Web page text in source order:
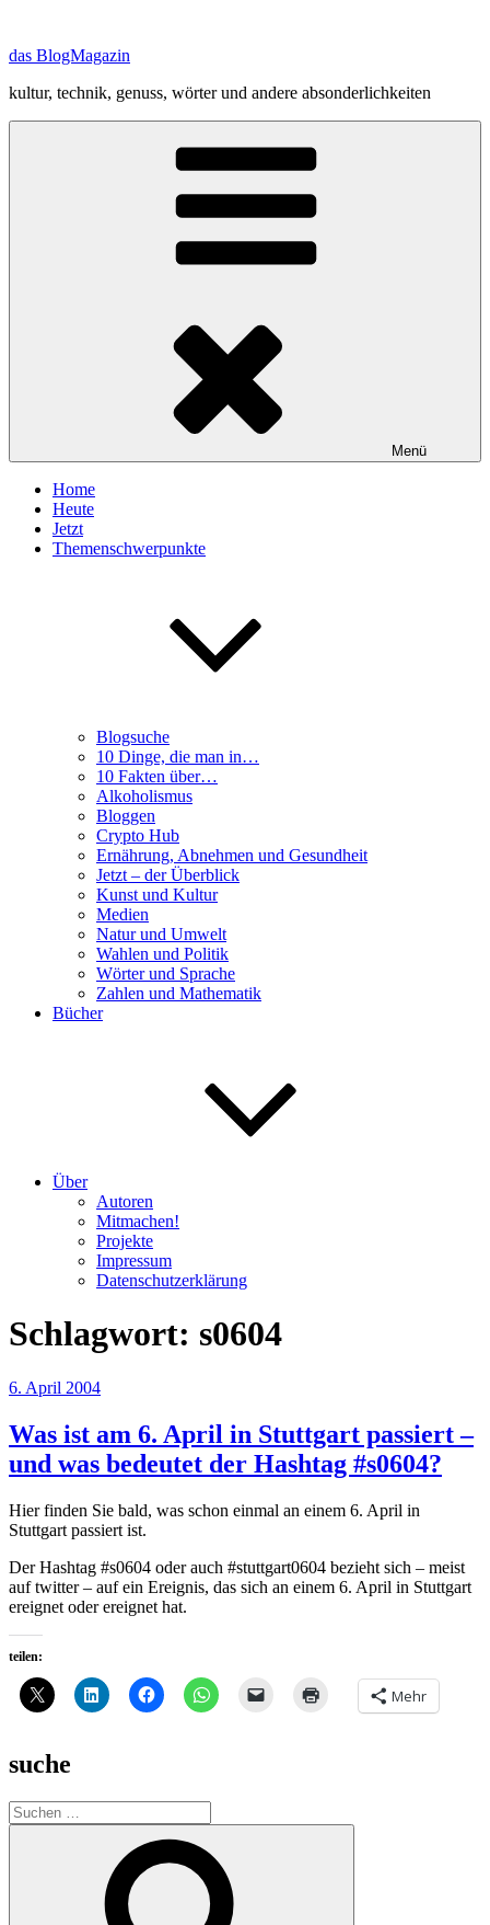
springen
das BlogMagazin
kultur, technik, genuss, wörter und andere absonderlichkeiten
Menü
Home
Heute
Jetzt
Themenschwerpunkte
Blogsuche
10 Dinge, die man in…
10 Fakten über…
Alkoholismus
Bloggen
Crypto Hub
Ernährung, Abnehmen und Gesundheit
Jetzt – der Überblick
Kunst und Kultur
Medien
Natur und Umwelt
Wahlen und Politik
Wörter und Sprache
Zahlen und Mathematik
Bücher
Über
Autoren
Mitmachen!
Projekte
Impressum
Datenschutzerklärung
Schlagwort: s0604
Veröffentlicht
6. April 2004
Was ist am 6. April in Stuttgart passiert –
und was bedeutet der Hashtag #s0604?
Hier finden Sie bald, was schon einmal an einem 6. April in
Stuttgart passiert ist.
Der Hashtag #s0604 oder auch #stuttgart0604 bezieht sich – meist
auf twitter – auf ein Ereignis, das sich an einem 6. April in Stuttgart
ereignet oder ereignet hat.
teilen:
Mehr
suche
Suche
nach: